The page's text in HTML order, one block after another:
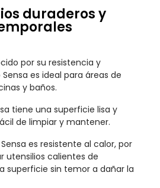
duraderos y
por su resistencia y
es ideal para áreas de
y baños.
tiene una superficie lisa y
de limpiar y mantener.
Sensa es resistente al calor, por
utensilios calientes de
superficie sin temor a dañar la